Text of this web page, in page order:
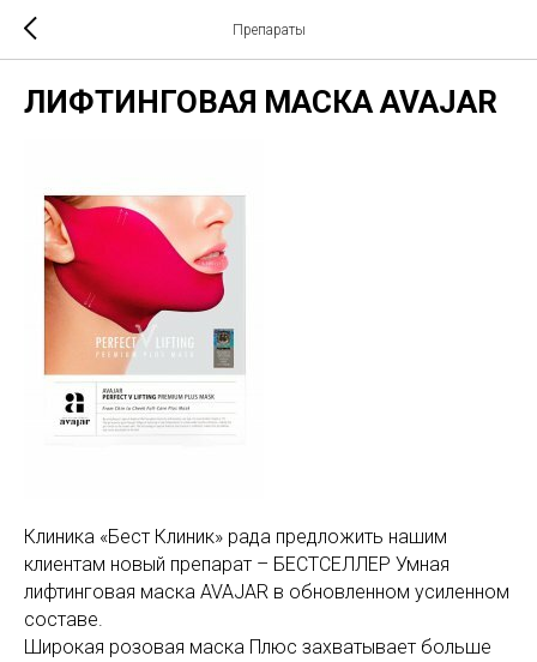
Препараты
ЛИФТИНГОВАЯ МАСКА AVAJAR
Клиника «Бест Клиник» рада предложить нашим
клиентам новый препарат – БЕСТСЕЛЛЕР Умная
лифтинговая маска AVAJAR в обновленном усиленном
составе.
Широкая розовая маска Плюс захватывает больше